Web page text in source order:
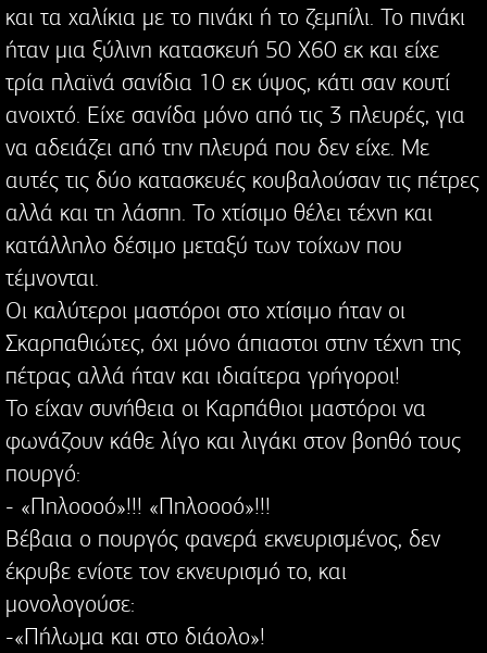
και τα χαλίκια με το πινάκι ή το ζεμπίλι. Το πινάκι
ήταν μια ξύλινη κατασκευή 50 Χ60 εκ και είχε
τρία πλαϊνά σανίδια 10 εκ ύψος, κάτι σαν κουτί
ανοιχτό. Είχε σανίδα μόνο από τις 3 πλευρές, για
να αδειάζει από την πλευρά που δεν είχε. Με
αυτές τις δύο κατασκευές κουβαλούσαν τις πέτρες
αλλά και τη λάσπη. Το χτίσιμο θέλει τέχνη και
κατάλληλο δέσιμο μεταξύ των τοίχων που
τέμνονται.
Οι καλύτεροι μαστόροι στο χτίσιμο ήταν οι
Σκαρπαθιώτες, όχι μόνο άπιαστοι στην τέχνη της
πέτρας αλλά ήταν και ιδιαίτερα γρήγοροι!
Το είχαν συνήθεια οι Καρπάθιοι μαστόροι να
φωνάζουν κάθε λίγο και λιγάκι στον βοηθό τους
πουργό:
- «Πηλοοοό»!!! «Πηλοοοό»!!!
Βέβαια ο πουργός φανερά εκνευρισμένος, δεν
έκρυβε ενίοτε τον εκνευρισμό το, και
μονολογούσε:
-«Πήλωμα και στο διάολο»!